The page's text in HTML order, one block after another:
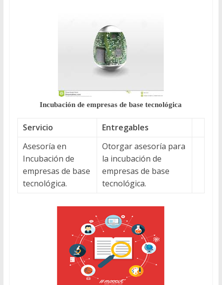
Incubación de empresas de base tecnológica
Servicio
Entregables
Asesoría en
Incubación de
empresas de base
tecnológica.
Otorgar asesoría para
la incubación de
empresas de base
tecnológica.